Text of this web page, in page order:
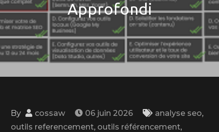
Approfondi
By cossaw 06 juin 2026 analyse seo,
outils referencement, outils référencement,